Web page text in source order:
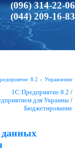
(096) 314-22-06
(044) 209-16-83
8.2 ›Управление
1С:Предприятие 8.2 /
для Украины /
Бюджетирование
данных